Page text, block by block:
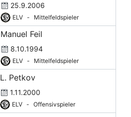
25.9.2006
ELV - Mittelfeldspieler
Manuel Feil
8.10.1994
ELV - Mittelfeldspieler
L. Petkov
1.11.2000
ELV - Offensivspieler